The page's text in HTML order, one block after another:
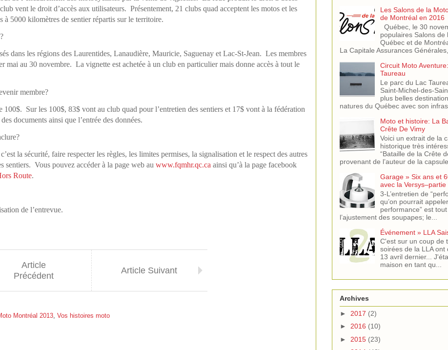
vent le droit d’accès aux utilisateurs. Présentement, 21 clubs quad acceptent les motos etles
à 5000 kilomètres de sentier répartis sur le territoire.
dans les régions des Laurentides, Lanaudière, Mauricie, Saguenay et Lac-St-Jean. Les membres
mai au 30 novembre. La vignette est achetée à un club en particulier mais donne accès à tout le
membre?
Sur les 100$, 83$ vont au club quad pour l’entretien des sentiers et 17$ vont à la fédération
documents ainsi que l’entrée des données.
la sécurité, faire respecter les règles, les limites permises, la signalisation et le respect des autres
sentiers. Vous pouvez accéder à la page web au www.fqmhr.qc.ca ainsi qu’à la page facebook
Route.
de l’entrevue.
Article
Précédent
Article Suivant
Montréal 2013 Vos histoires moto
Les Salons de la
de Montréal en 2016
Québec, le 30
populaires Salons de
Québec et de
La Capitale Assurances
Circuit Moto
Taureau
Le parc du Lac
Saint-Michel-des-
plus belles
natures du Québec avec son
Moto et histoire: La
Crête De Vimy
Voici un extrait de la
historique très
“Bataille de la Crête
provenant de l’auteur de la
Garage » Six ans et
avec la Versys–partie
3-L’entretien de
qu’on pourrait
performance” est
l’ajustement des soupapes; le...
Événement » LLA
C'est sur un coup de
soirées de la LLA ont
13 avril dernier...
maison en tant qu...
Archives
► 2017 (2)
► 2016 (10)
► 2015 (23)